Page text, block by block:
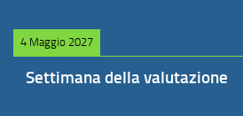
4 Maggio 2027
Settimana della valutazione